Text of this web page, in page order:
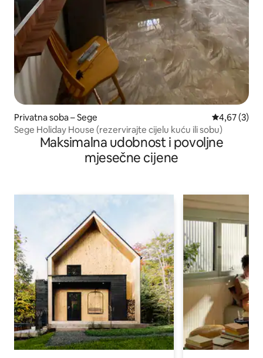
Privatna soba – Sege Prosječna
4,67 (3)
Sege Holiday House (rezervirajte cijelu kuću ili sobu)
Maksimalna udobnost i povoljne
mjesečne cijene